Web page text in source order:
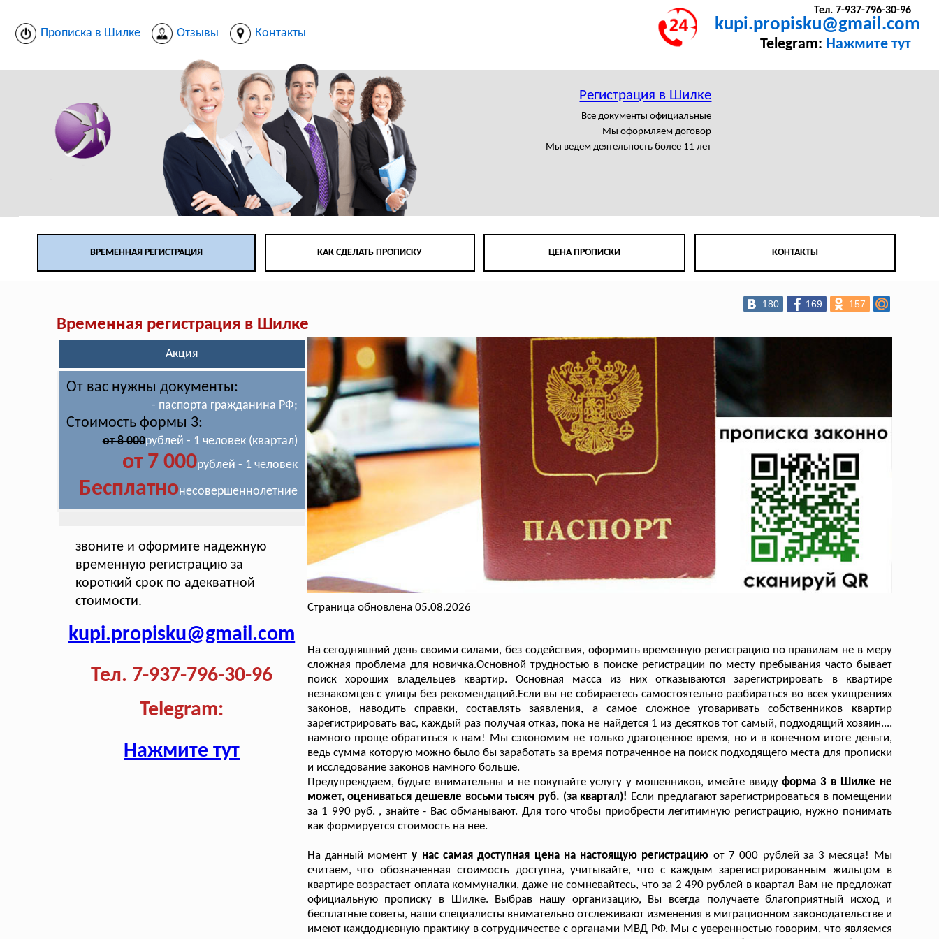
Прописка в Шилке Отзывы Контакты
Тел. 7-937-796-30-96
kupi.propisku@gmail.com
Telegram: Нажмите тут
Регистрация в Шилке
Все документы официальные
Мы оформляем договор
Мы ведем деятельность более 11 лет
ВРЕМЕННАЯ РЕГИСТРАЦИЯ КАК СДЕЛАТЬ ПРОПИСКУ ЦЕНА ПРОПИСКИ КОНТАКТЫ
180 169 157
Временная регистрация в Шилке
Акция
От вас нужны документы:
- паспорта гражданина РФ;
Стоимость формы 3:
от 8 000рублей - 1 человек (квартал)
от 7 000рублей - 1 человек
Бесплатнонесовершеннолетние
звоните и оформите надежную
временную регистрацию за
короткий срок по адекватной
стоимости.
kupi.propisku@gmail.com
Тел. 7-937-796-30-96
Telegram:
Нажмите тут
Страница обновлена 05.08.2026
На сегодняшний день своими силами, без содействия, оформить временную регистрацию по правилам не в меру
сложная проблема для новичка.Основной трудностью в поиске регистрации по месту пребывания часто бывает
поиск хороших владельцев квартир. Основная масса из них отказываются зарегистрировать в квартире
незнакомцев с улицы без рекомендаций.Если вы не собираетесь самостоятельно разбираться во всех ухищрениях
законов, наводить справки, составлять заявления, а самое сложное уговаривать собственников квартир
зарегистрировать вас, каждый раз получая отказ, пока не найдется 1 из десятков тот самый, подходящий хозяин....
намного проще обратиться к нам! Мы сэкономим не только драгоценное время, но и в конечном итоге деньги,
ведь сумма которую можно было бы заработать за время потраченное на поиск подходящего места для прописки
и исследование законов намного больше.
Предупреждаем, будьте внимательны и не покупайте услугу у мошенников, имейте ввидуформа 3 в Шилке не
может, оцениваться дешевле восьми тысяч руб. (за квартал)! Если предлагают зарегистрироваться в помещении
за 1 990 руб. , знайте - Вас обманывают. Для того чтобы приобрести легитимную регистрацию, нужно понимать
как формируется стоимость на нее.
На данный момент у нас самая доступная цена на настоящую регистрацию от 7 000 рублей за 3 месяца! Мы
считаем, что обозначенная стоимость доступна, учитывайте, что с каждым зарегистрированным жильцом в
квартире возрастает оплата коммуналки, даже не сомневайтесь, что за 2 490 рублей в квартал Вам не предложат
официальную прописку в Шилке. Выбрав нашу организацию, Вы всегда получаете благоприятный исход и
бесплатные советы, наши специалисты внимательно отслеживают изменения в миграционном законодательстве и
имеют каждодневную практику в сотрудничестве с органами МВД РФ. Мы с уверенностью говорим, что являемся